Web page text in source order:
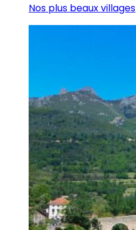
Nos plus beaux villages